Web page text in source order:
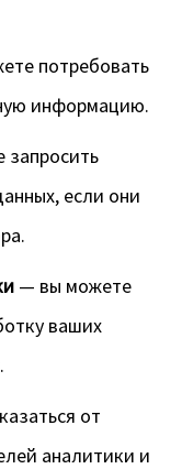
потребовать
информацию.
если они
— вы можете
ваших
от
аналитики и